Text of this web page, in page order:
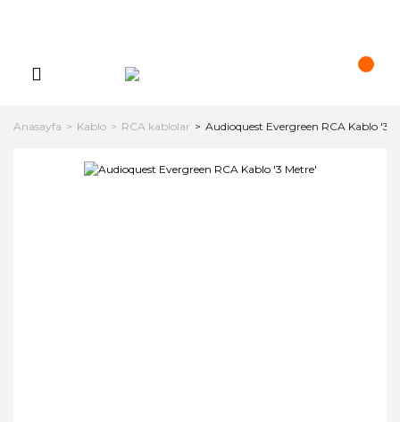
Anasayfa Kablo RCA kablolar Audioquest Evergreen RCA Kablo '3